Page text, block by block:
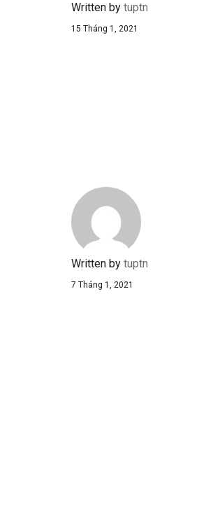
Written by tuptn
15 Tháng 1, 2021
Written by tuptn
7 Tháng 1, 2021